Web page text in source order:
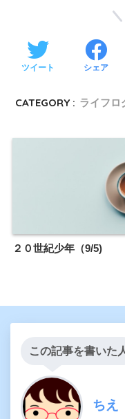
ツイート シェア
CATEGORY : ライフロ
２０世紀少年（9/5)
この記事を書いた
ちえ